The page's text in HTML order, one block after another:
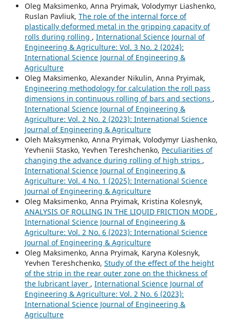
Oleg Maksimenko, Anna Pryimak, Volodymyr Liashenko,
Ruslan Pavliuk, The role of the internal force of
plastically deformed metal in the gripping capacity of
rolls during rolling , International Science Journal of
Engineering & Agriculture: Vol. 3 No. 2 (2024):
International Science Journal of Engineering &
Agriculture
Oleg Maksimenko, Alexander Nikulin, Anna Pryimak,
Engineering methodology for calculation the roll pass
dimensions in continuous rolling of bars and sections ,
International Science Journal of Engineering &
Agriculture: Vol. 2 No. 2 (2023): International Science
Journal of Engineering & Agriculture
Oleh Maksymenko, Anna Pryimak, Volodymyr Liashenko,
Yevhenii Stasko, Yevhen Tereshchenko, Peculiarities of
changing the advance during rolling of high strips ,
International Science Journal of Engineering &
Agriculture: Vol. 4 No. 1 (2025): International Science
Journal of Engineering & Agriculture
Oleg Maksimenko, Anna Pryimak, Kristina Kolesnyk,
ANALYSIS OF ROLLING IN THE LIQUID FRICTION MODE ,
International Science Journal of Engineering &
Agriculture: Vol. 2 No. 6 (2023): International Science
Journal of Engineering & Agriculture
Oleg Maksimenko, Anna Pryimak, Karyna Kolesnyk,
Yevhen Tereshchenko, Study of the effect of the height
of the strip in the rear outer zone on the thickness of
the lubricant layer , International Science Journal of
Engineering & Agriculture: Vol. 2 No. 6 (2023):
International Science Journal of Engineering &
Agriculture